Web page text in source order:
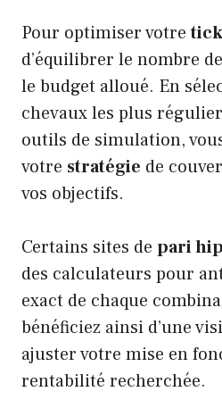
Pour optimiser votre
d’équilibrer le nombre
le budget alloué. En
chevaux les plus
outils de simulation,
votre stratégie de
vos objectifs.
Certains sites de pari
des calculateurs pour
exact de chaque
bénéficiez ainsi d’une
ajuster votre mise en
rentabilité recherchée.